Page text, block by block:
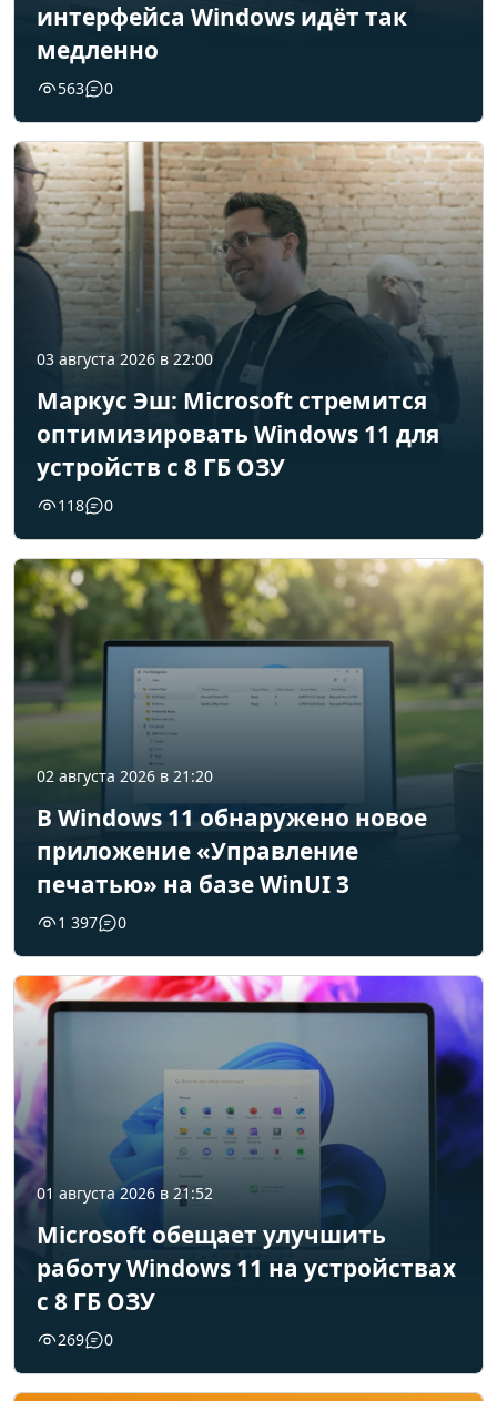
интерфейса Windows идёт так
медленно
563 0
03 августа 2026 в 22:00
Маркус Эш: Microsoft стремится
оптимизировать Windows 11 для
устройств с 8 ГБ ОЗУ
118 0
02 августа 2026 в 21:20
В Windows 11 обнаружено новое
приложение «Управление
печатью» на базе WinUI 3
1 397 0
01 августа 2026 в 21:52
Microsoft обещает улучшить
работу Windows 11 на устройствах
с 8 ГБ ОЗУ
269 0